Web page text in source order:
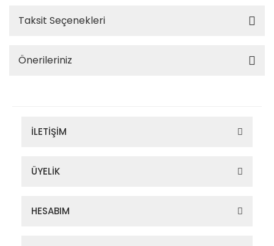
Taksit Seçenekleri
Önerileriniz
İLETİŞİM
ÜYELİK
HESABIM